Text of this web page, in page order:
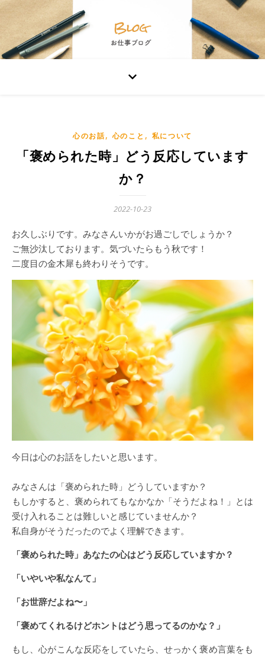
心のお話,心のこと , 私について
「褒められた時」どう反応しています
か？
2022-10-23
お久しぶりです。みなさんいかがお過ごしでしょうか？
ご無沙汰しております。気づいたらもう秋です！
二度目の金木犀も終わりそうです。
今日は心のお話をしたいと思います。
みなさんは「褒められた時」どうしていますか？
もしかすると、褒められてもなかなか「そうだよね！」とは
受け入れることは難しいと感じていませんか？
私自身がそうだったのでよく理解できます。
「褒められた時」あなたの心はどう反応していますか？
「いやいや私なんて」
「お世辞だよね〜」
「褒めてくれるけどホントはどう思ってるのかな？」
もし、心がこんな反応をしていたら、せっかく褒め言葉をも